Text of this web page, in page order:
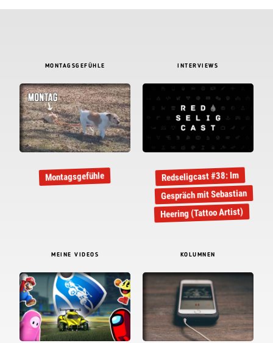
MONTAGSGEFÜHLE
Montagsgefühle
INTERVIEWS
Redseligcast #38: Im
Gespräch mit Sebastian
Heering (Tattoo Artist)
MEINE VIDEOS KOLUMNEN